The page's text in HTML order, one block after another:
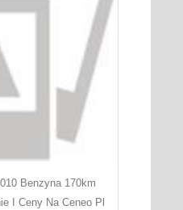
Benzyna 170km
I Ceny Na Ceneo Pl